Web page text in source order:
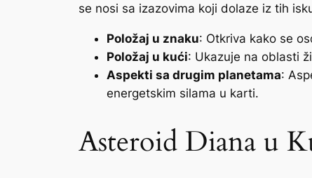
se nosi sa izazovima koji dolaze iz tih
Položaj u znaku: Otkriva kako se
Položaj u kući: Ukazuje na oblasti
Aspekti sa drugim planetama:
energetskim silama u karti.
Asteroid Diana u